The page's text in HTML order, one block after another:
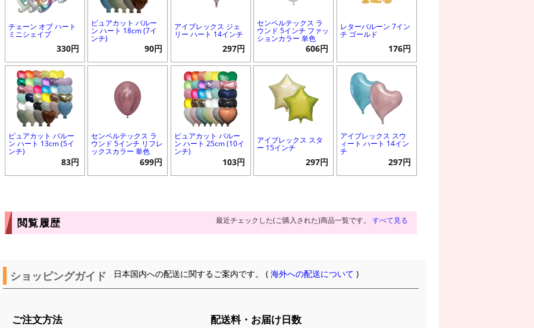
チェーン オブ ハート
ミニシェイプ
330円
ピュアカット バルー
ン ハート 18cm (7イ
ンチ)
90円
アイブレックス ジェ
リー ハート 14インチ
297円
センペルテックス ラ
ウンド 5インチ ファッ
ションカラー 単色
606円
レターバルーン 7イン
チ ゴールド
176円
ピュアカット バルー
ン ハート 13cm (5イ
ンチ)
83円
センペルテックス ラ
ウンド 5インチ リフレ
ックスカラー 単色
699円
ピュアカット バルー
ン ハート 25cm (10イ
ンチ)
103円
アイブレックス スタ
ー 15インチ
297円
アイブレックス スウ
ィート ハート 14イン
チ
297円
閲覧履歴 最近チェックした(ご購入された)商品一覧です。 すべて見る
ショッピングガイド 日本国内への配送に関するご案内です。 (海外への配送について )
ご注文方法 配送料・お届け日数